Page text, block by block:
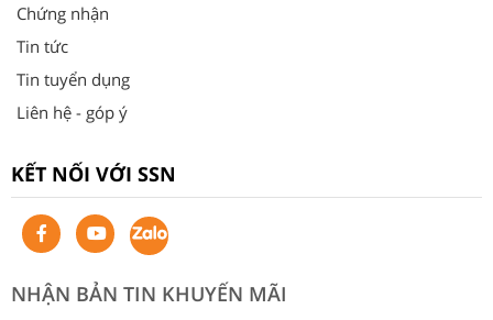
Chứng nhận
Tin tức
Tin tuyển dụng
Liên hệ - góp ý
KẾT NỐI VỚI SSN
NHẬN BẢN TIN KHUYẾN MÃI